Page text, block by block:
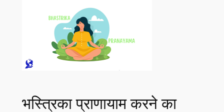
भस्त्रिका प्राणायाम करने का